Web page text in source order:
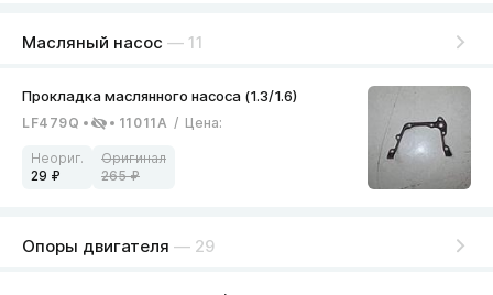
Масляный насос — 11
LF479Q 11011A / Цена:
29 265
Опоры двигателя — 29